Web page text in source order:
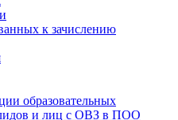
к зачислению
образовательных
и лиц с ОВЗ в ПОО